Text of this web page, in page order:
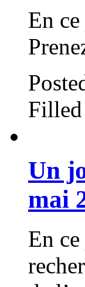
En
Un
mai
En